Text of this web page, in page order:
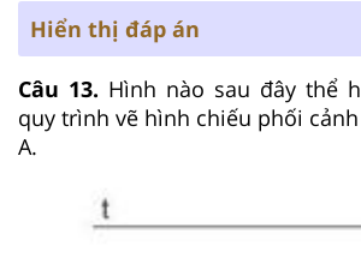
Hiển thị đáp án
Câu 13. Hình nào sau đây thể
quy trình vẽ hình chiếu phối
A.